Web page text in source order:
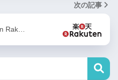
次の記事
Rak…